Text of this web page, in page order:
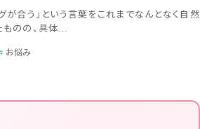
が合う」という言葉をこれまでなんとなく自然
のの、具体...
お悩み